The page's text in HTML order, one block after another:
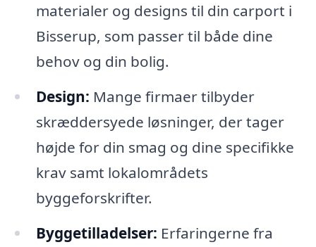
materialer og designs til din carport i
Bisserup, som passer til både dine
behov og din bolig.
Design: Mange firmaer tilbyder
skræddersyede løsninger, der tager
højde for din smag og dine specifikke
krav samt lokalområdets
byggeforskrifter.
Byggetilladelser: Erfaringerne fra